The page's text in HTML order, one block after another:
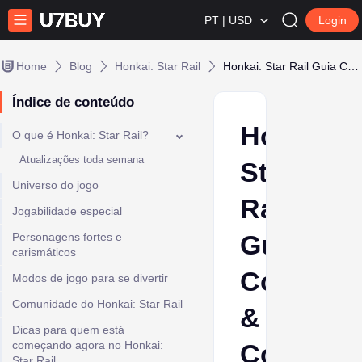
PT | USD Login
Home Blog Honkai: Star Rail
Índice de conteúdo
O que é Honkai: Star Rail?
Atualizações toda semana
Universo do jogo
Jogabilidade especial
Personagens fortes e
carismáticos
Modos de jogo para se divertir
Comunidade do Honkai: Star Rail
Dicas para quem está
começando agora no Honkai:
Honkai:
Star
Rail
Guia
&
Códigos